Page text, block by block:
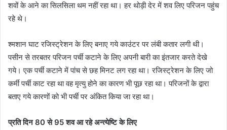
शवों के आने का सिलसिला थम नहीं रहा था। हर थोड़ी देर में शव लिए परिजन पहुंच
रहे थे।
श्मशान घाट रजिस्ट्रेशन के लिए बनाए गये काउंटर पर लंबी कतार लगी थी।
पसीन से तरबतर परिजन पर्ची कटाने के लिए अपनी बारी का इंतजार करते देखे
गये। एक पर्ची कटाने में पांच से छह मिनट लग रहा था। रजिस्ट्रेशन के लिए जो
कर्मी पर्ची काट रहा था वह मृत्यु होने का कारण भी पूछ रहा था। परिजनों के द्वारा
बताए गये कारणों को भी पर्ची पर अंकित किया जा रहा था।
प्रति दिन 80 से 95 शव आ रहे अन्त्येष्टि के लिए